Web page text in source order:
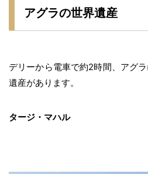
アグラの世界遺産
デリーから電車で約2時間、アグ
遺産があります。
タージ・マハル